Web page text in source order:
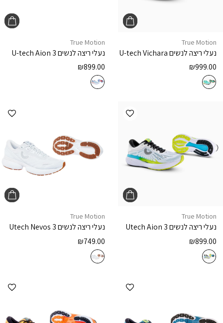
True Motion
נעלי ריצה לנשיםU-tech Vichara
₪999.00
True Motion
נעלי ריצה לנשיםU-tech Aion 3
₪899.00
הוספה למועדפים
True Motion
נעלי ריצה לנשיםUtech Aion 3
₪899.00
True Motion
נעלי ריצה לנשיםUtech Nevos 3
₪749.00
הוספה למועדפים